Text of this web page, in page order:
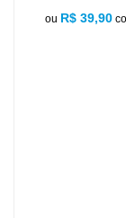
ou R$ 39,90